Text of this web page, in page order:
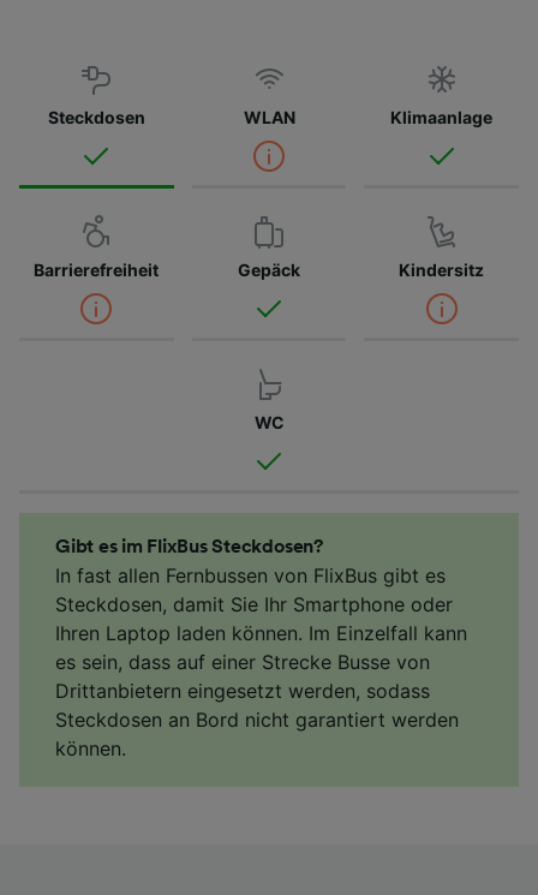
Steckdosen WLAN Klimaanlage
Barrierefreiheit Gepäck Kindersitz
WC
Gibt es im FlixBus Steckdosen?
In fast allen Fernbussen von FlixBus gibt es
Steckdosen, damit Sie Ihr Smartphone oder
Ihren Laptop laden können. Im Einzelfall kann
es sein, dass auf einer Strecke Busse von
Drittanbietern eingesetzt werden, sodass
Steckdosen an Bord nicht garantiert werden
können.